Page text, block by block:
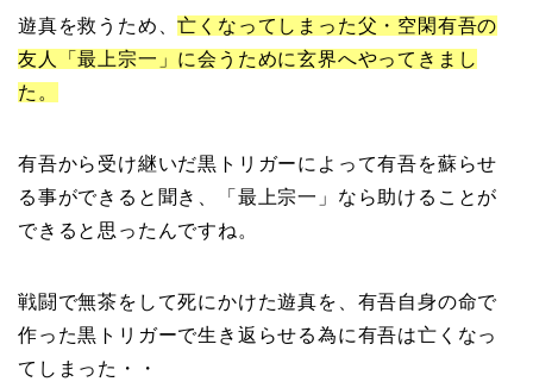
遊真を救うため、亡くなってしまった父・空閑有吾の
友人「最上宗一」に会うために玄界へやってきまし
た。
有吾から受け継いだ黒トリガーによって有吾を蘇らせ
る事ができると聞き、「最上宗一」なら助けることが
できると思ったんですね。
戦闘で無茶をして死にかけた遊真を、有吾自身の命で
作った黒トリガーで生き返らせる為に有吾は亡くなっ
てしまった・・